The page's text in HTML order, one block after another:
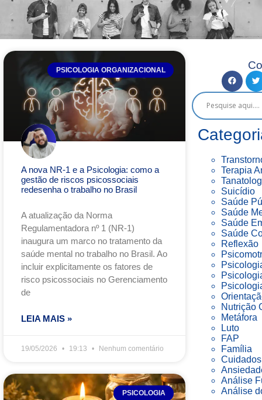
PSICOLOGIA ORGANIZACIONAL
A nova NR-1 e a Psicologia: como a
gestão de riscos psicossociais
redesenha o trabalho no Brasil
A atualização da Norma
Regulamentadora nº 1 (NR-1)
inaugura um marco no tratamento da
saúde mental no trabalho no Brasil. Ao
incluir explicitamente os fatores de
risco psicossociais no Gerenciamento
de
LEIA MAIS »
19/05/2026 19:13 Nenhum comentário
PSICOLOGIA
Terapia
Suicídio
Saúde
Saúde
Saúde
Saúde
Reflexão
Nutrição
Metáfora
Luto
FAP
Família
Análise
Análise